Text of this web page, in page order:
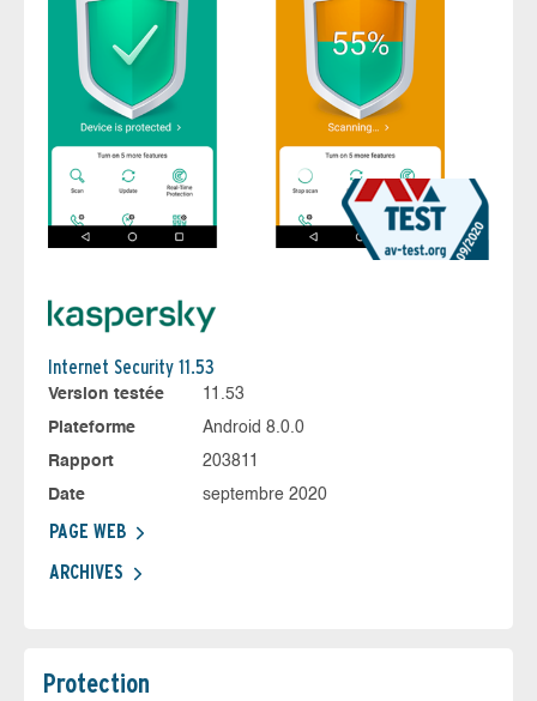
Internet Security 11.53
Version testée
11.53
Plateforme
Android 8.0.0
Rapport
203811
Date
septembre 2020
PAGE WEB
ARCHIVES
Protection